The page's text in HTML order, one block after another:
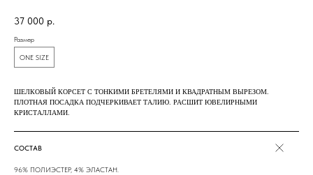
37 000 р.
Размер
ONE SIZE
ШЕЛКОВЫЙ КОРСЕТ С ТОНКИМИ БРЕТЕЛЯМИ И КВАДРАТНЫМ ВЫРЕЗОМ.
ПЛОТНАЯ ПОСАДКА ПОДЧЕРКИВАЕТ ТАЛИЮ. РАСШИТ ЮВЕЛИРНЫМИ
КРИСТАЛЛАМИ.
СОСТАВ
96% ПОЛИЭСТЕР, 4% ЭЛАСТАН.